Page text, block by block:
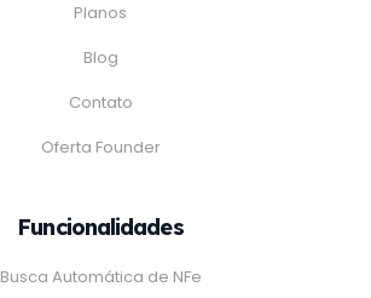
Planos
Blog
Contato
Oferta Founder
Funcionalidades
Busca Automática de NFe